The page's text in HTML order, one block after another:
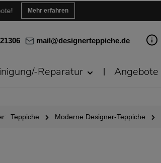
Mehr erfahren
mail@designerteppiche.de
Reparatur Angebote
Teppiche Moderne Designer-Teppiche